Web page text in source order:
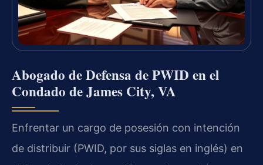
Abogado de Defensa de PWID en el
Condado de James City, VA
Enfrentar un cargo de posesión con intención
de distribuir (PWID, por sus siglas en inglés) en